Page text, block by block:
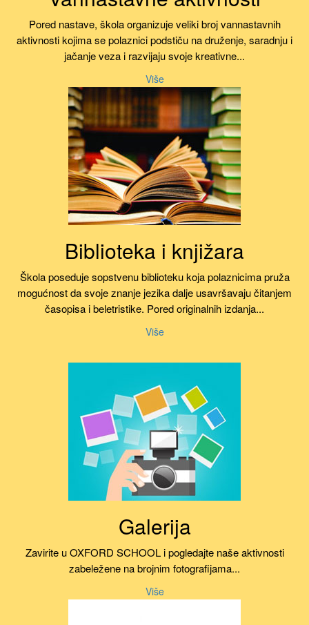
Pored nastave, škola organizuje veliki broj vannastavnih
aktivnosti kojima se polaznici podstiču na druženje, saradnju i
jačanje veza i razvijaju svoje kreativne...
Više
Biblioteka i knjižara
Škola poseduje sopstvenu biblioteku koja polaznicima pruža
mogućnost da svoje znanje jezika dalje usavršavaju čitanjem
časopisa i beletristike. Pored originalnih izdanja...
Više
Galerija
Zavirite u OXFORD SCHOOL i pogledajte naše aktivnosti
zabeležene na brojnim fotografijama...
Više